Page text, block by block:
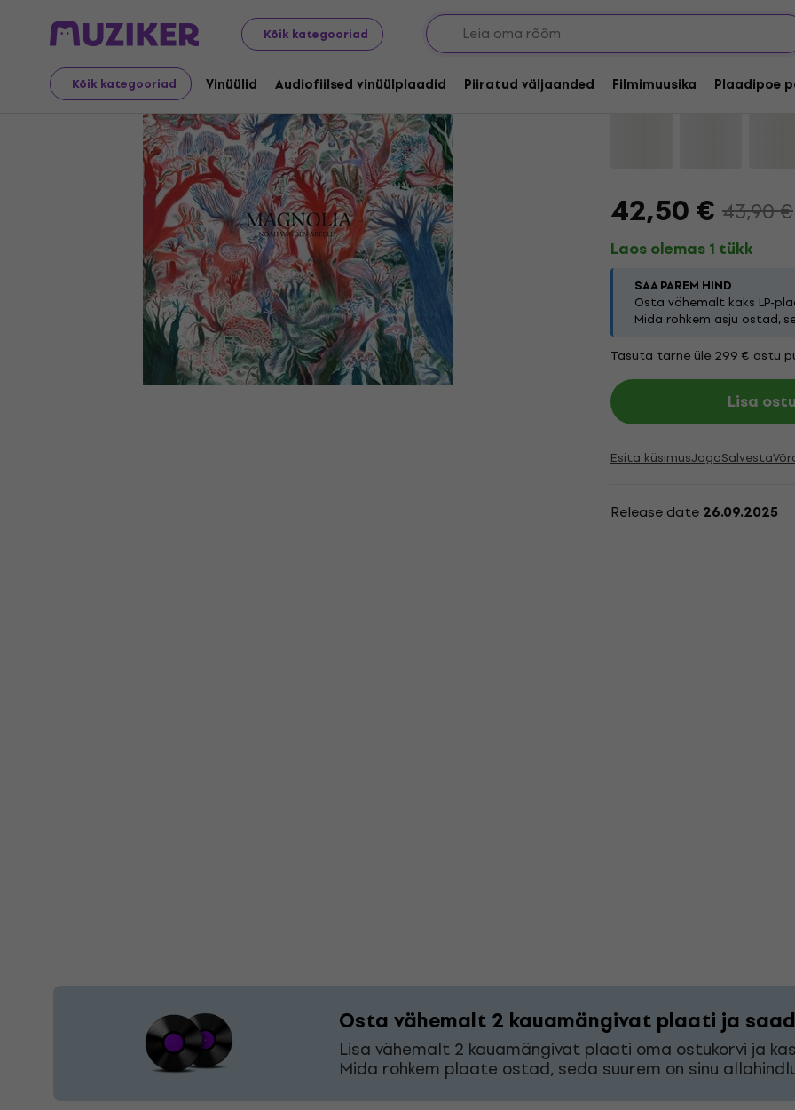
Kõik kategooriad
Kõik kategooriad Vinüülid Audiofiilsed vinüülplaadid Piiratud väljaanded Filmimuusika Plaadipoe
LP plaadid ja CD-d Vinüülid
Noah Vanden Abeele
Kaubamärk:Noah Vanden
42,50 € 43,90 €
Laos olemas 1 tükk
SAA PAREM HIND
Osta vähemalt kaks LP-
Mida rohkem asju ostad,
Tasuta tarne üle 299 € ostu
Lisa
Esita küsimusJagaSalvesta
Release date 26.09.2025
Osta vähemalt 2 kauamängivat plaati ja
Lisa vähemalt 2 kauamängivat plaati oma ostukorvi ja
Mida rohkem plaate ostad, seda suurem on sinu